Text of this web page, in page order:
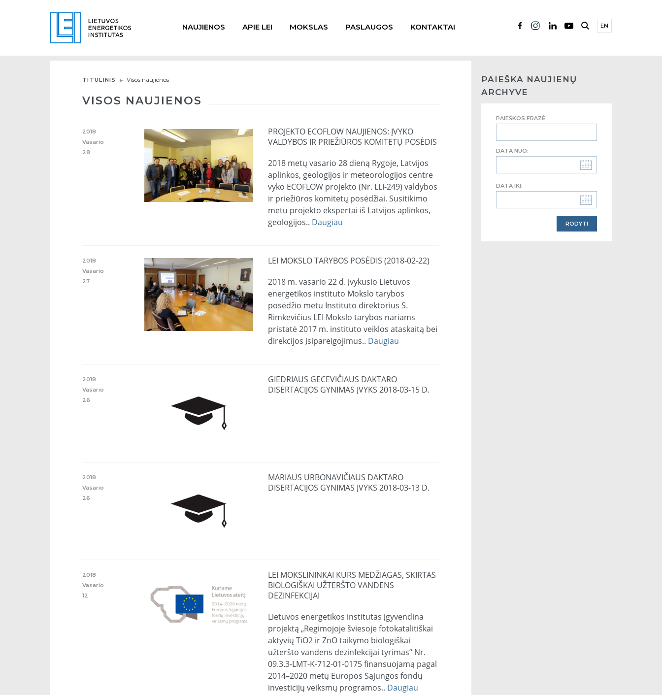
NAUJIENOS APIE LEI MOKSLAS PASLAUGOS KONTAKTAI EN
TITULINIS Visos naujienos
VISOS NAUJIENOS
2018
Vasario
28
PROJEKTO ECOFLOW NAUJIENOS: ĮVYKO
VALDYBOS IR PRIEŽIŪROS KOMITETŲ POSĖDIS
2018 metų vasario 28 dieną Rygoje, Latvijos
aplinkos, geologijos ir meteorologijos centre
vyko ECOFLOW projekto (Nr. LLI-249) valdybos
ir priežiūros komitetų posėdžiai. Susitikimo
metu projekto ekspertai iš Latvijos aplinkos,
geologijos.. Daugiau
2018
Vasario
27
LEI MOKSLO TARYBOS POSĖDIS (2018-02-22)
2018 m. vasario 22 d. įvykusio Lietuvos
energetikos instituto Mokslo tarybos
posėdžio metu Instituto direktorius S.
Rimkevičius LEI Mokslo tarybos nariams
pristatė 2017 m. instituto veiklos ataskaitą bei
direkcijos įsipareigojimus.. Daugiau
2018
Vasario
26
GIEDRIAUS GECEVIČIAUS DAKTARO
DISERTACIJOS GYNIMAS ĮVYKS 2018-03-15 D.
2018
Vasario
26
MARIAUS URBONAVIČIAUS DAKTARO
DISERTACIJOS GYNIMAS ĮVYKS 2018-03-13 D.
2018
Vasario
12
LEI MOKSLININKAI KURS MEDŽIAGAS, SKIRTAS
BIOLOGIŠKAI UŽTERŠTO VANDENS
DEZINFEKCIJAI
Lietuvos energetikos institutas įgyvendina
projektą „Regimojoje šviesoje fotokatalitiškai
aktyvių TiO2 ir ZnO taikymo biologiškai
užteršto vandens dezinfekcijai tyrimas“ Nr.
09.3.3-LMT-K-712-01-0175 finansuojamą pagal
2014–2020 metų Europos Sąjungos fondų
investicijų veiksmų programos.. Daugiau
PAIEŠKA NAUJIENŲ
ARCHYVE
PAIEŠKOS FRAZĖ
DATA NUO:
DATA IKI: